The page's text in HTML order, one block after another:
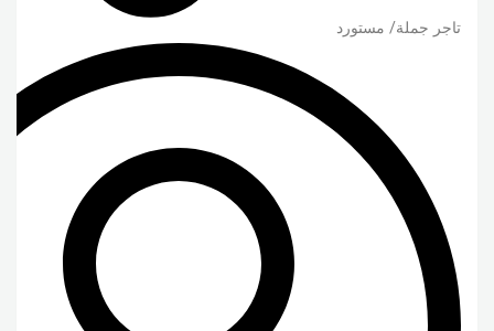
تاجر جملة/ مستورد